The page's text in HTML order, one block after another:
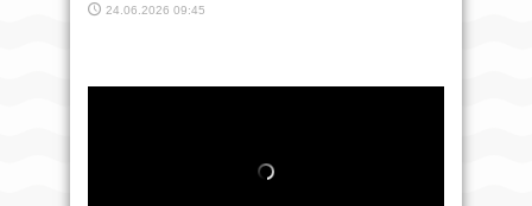
24.06.2026 09:45